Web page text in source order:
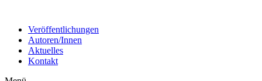
wechselnVeröffentlichungen
Autoren/Innen
Aktuelles
Kontakt